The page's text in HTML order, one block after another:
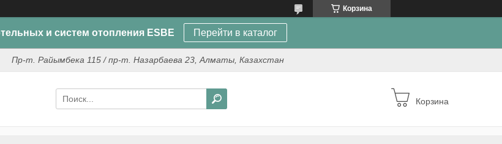
Корзина
и систем отопления ESBE Перейти в каталог
Пр-т. Райымбека 115 / пр-т. Назарбаева 23, Алматы, Казахстан
Корзина